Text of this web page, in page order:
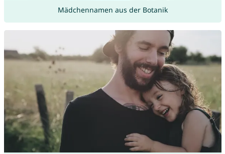
Mädchennamen aus der Botanik